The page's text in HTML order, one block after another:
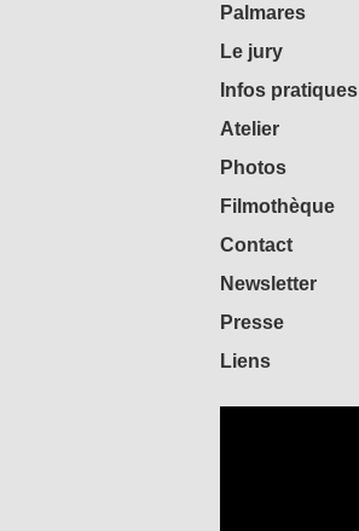
Palmares
Le jury
Infos pratiques
Atelier
Photos
Filmothèque
Contact
Newsletter
Presse
Liens